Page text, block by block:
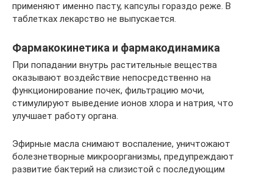
применяют именно пасту, капсулы гораздо реже. В
таблетках лекарство не выпускается.
Фармакокинетика и фармакодинамика
При попадании внутрь растительные вещества
оказывают воздействие непосредственно на
функционирование почек, фильтрацию мочи,
стимулируют выведение ионов хлора и натрия, что
улучшает работу органа.
Эфирные масла снимают воспаление, уничтожают
болезнетворные микроорганизмы, предупреждают
развитие бактерий на слизистой с последующим